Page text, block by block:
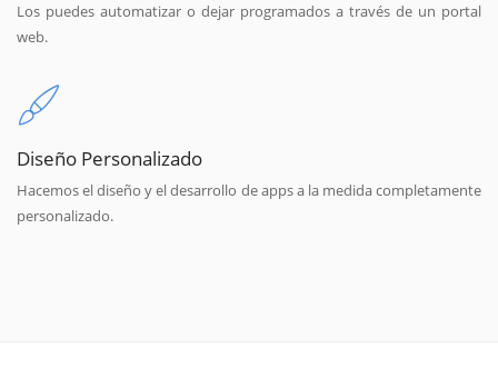
Los puedes automatizar o dejar programados a través de un portal
web.
Diseño Personalizado
Hacemos el diseño y el desarrollo de apps a la medida completamente
personalizado.